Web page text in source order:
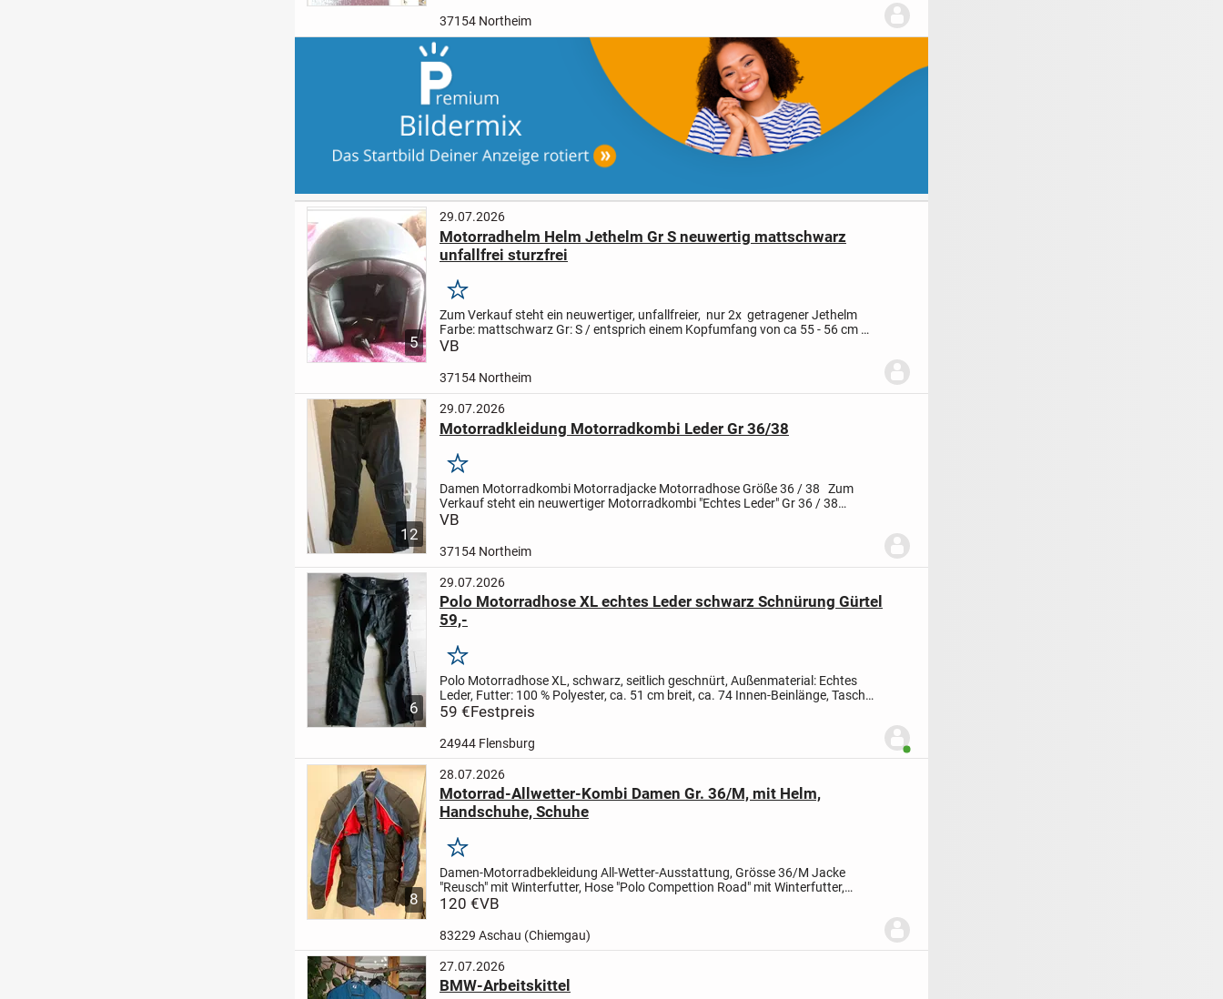
37154 Northeim
5
29.07.2026
Motorradhelm Helm Jethelm Gr S neuwertig mattschwarz
unfallfrei sturzfrei
Merken
Zum Verkauf steht ein neuwertiger, unfallfreier, nur 2x getragener Jethelm
Farbe: mattschwarzGr: S / entsprich einem Kopfumfang von ca 55 - 56 cm Mit
leichtem Ratschenverschluss
VB
37154 Northeim
12
29.07.2026
Motorradkleidung Motorradkombi Leder Gr 36/38
Merken
Damen Motorradkombi Motorradjacke Motorradhose Größe 36 / 38
Zum
Verkauf steht ein neuwertiger Motorradkombi "Echtes Leder"Gr 36 / 38
Lederhose Motorrad Gr. 38 -Bundweite ca 39 cm einfach...
VB
37154 Northeim
6
29.07.2026
Polo Motorradhose XL echtes Leder schwarz Schnürung Gürtel
59,-
Merken
Polo Motorradhose XL, schwarz, seitlich geschnürt, Außenmaterial: Echtes
Leder, Futter: 100 % Polyester, ca. 51 cm breit, ca. 74 Innen-Beinlänge, Taschen
vorne und hinten, gut erhalten
59 €Festpreis
24944 Flensburg Benutzer ist online
8
28.07.2026
Motorrad-Allwetter-Kombi Damen Gr. 36/M, mit Helm,
Handschuhe, Schuhe
Merken
Damen-Motorradbekleidung All-Wetter-Ausstattung, Grösse 36/M Jacke
"Reusch" mit Winterfutter, Hose "Polo Compettion Road" mit Winterfutter,
Stiefel "Bullison", gefütter/Sheltex Gr. 38, Helm "Nexo"...
120 €VB
83229 Aschau (Chiemgau)
27.07.2026
BMW-Arbeitskittel